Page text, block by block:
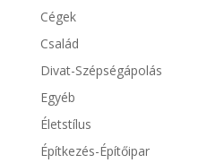
Cégek
Család
Divat-Szépségápolás
Egyéb
Életstílus
Építkezés-Építőipar